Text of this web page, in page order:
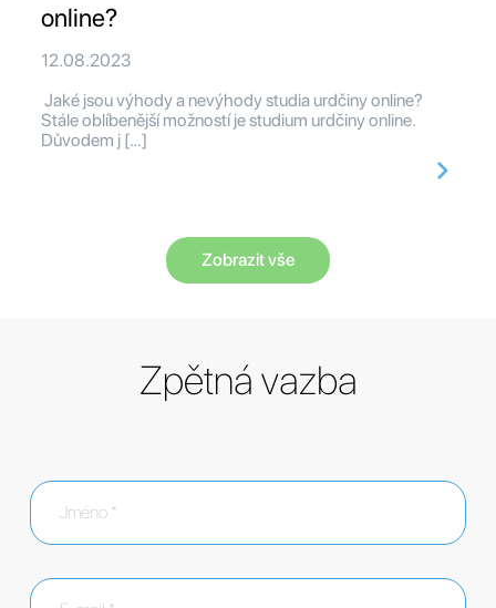
online?
12.08.2023
Jaké jsou výhody a nevýhody studia urdčiny online?
Stále oblíbenější možností je studium urdčiny online.
Důvodem j […]
Zobrazit vše
Zpětná vazba